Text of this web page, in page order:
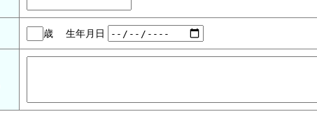
歳 生年月日